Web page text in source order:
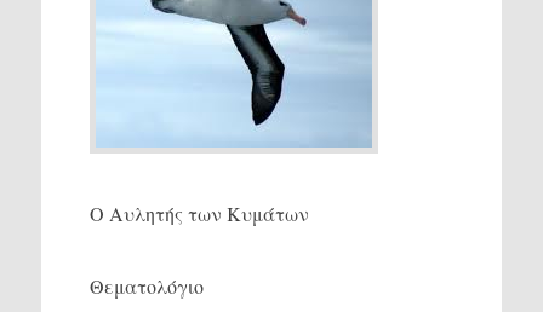
Ο Αυλητής των Κυμάτων
Θεματολόγιο